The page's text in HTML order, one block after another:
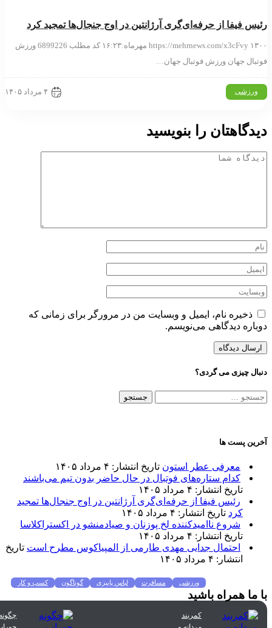
فیفا از حرفه‌ای‌گری آرژانتین در اوج جنجال‌ها تمجید کرد
https://mehrnews.com/x3cFvy ۱۳۰۰ مهرماه:۱۶:۲۳ کد مطلب 6899226 ورزش
جهان ورزش فوتبال جهان…
۴ مرداد ۱۴۰۵
را بنویسید
ذخیره نام، ایمیل و وبسایت من در مرورگر برای زمانی که
دیدگاهی می‌نویسم.
چیزی می گردی؟
پست ها
معرفی عطر استون تاریخ انتشار: ۴ مرداد ۱۴۰۵
کدام ستاره‌های فوتبال در حال حاضر بدون تیم می‌باشند
تاریخ انتشار: ۴ مرداد ۱۴۰۵
رئیس فیفا از حرفه‌ای‌گری آرژانتین در اوج جنجال‌ها تمجید
تاریخ انتشار: ۴ مرداد ۱۴۰۵
شروع ناامیدکننده لخ پوزنان و صیادمنشو در اکستراکلاسا
تاریخ انتشار: ۴ مرداد ۱۴۰۵
احتمال جدایی مهدی طارمی از المپیاکوس مطرح است
تاریخ
انتشار: ۴ مرداد ۱۴۰۵
ورزشی مسافرت لباس پاییزی گوناگون
کسب و کار
غذا و نوشیدنی شیوه زندگی همراه باشید
کمربند
چگونه